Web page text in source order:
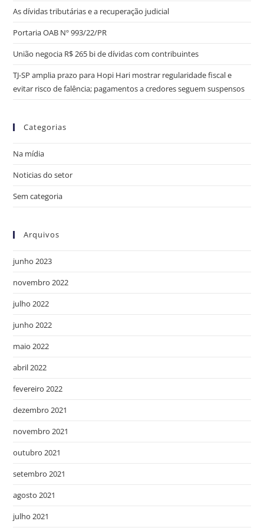
As dívidas tributárias e a recuperação judicial
Portaria OAB Nº 993/22/PR
União negocia R$ 265 bi de dívidas com contribuintes
TJ-SP amplia prazo para Hopi Hari mostrar regularidade fiscal e
evitar risco de falência; pagamentos a credores seguem suspensos
Categorias
Na mídia
Noticias do setor
Sem categoria
Arquivos
junho 2023
novembro 2022
julho 2022
junho 2022
maio 2022
abril 2022
fevereiro 2022
dezembro 2021
novembro 2021
outubro 2021
setembro 2021
agosto 2021
julho 2021